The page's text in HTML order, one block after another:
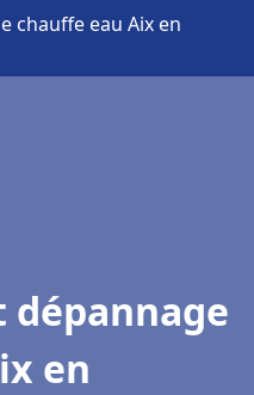
chauffe eau Aix en
en